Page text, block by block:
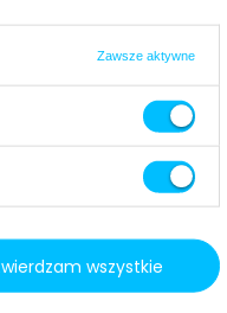
Zawsze aktywne
wszystkie